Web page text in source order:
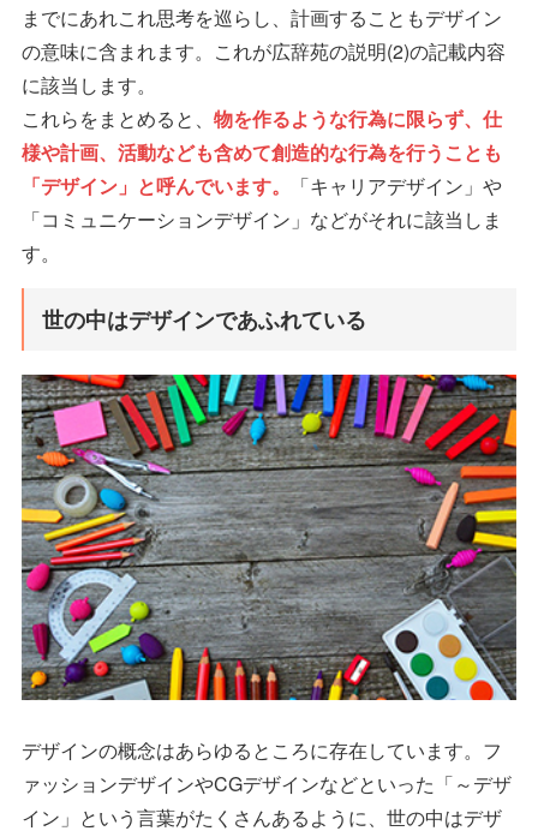
までにあれこれ思考を巡らし、計画することもデザイン
の意味に含まれます。これが広辞苑の説明(2)の記載内容
に該当します。
これらをまとめると、 物を作るような行為に限らず、仕
様や計画、活動なども含めて創造的な行為を行うことも
「デザイン」と呼んでいます。
「キャリアデザイン」や
「コミュニケーションデザイン」などがそれに該当しま
す。
世の中はデザインであふれている
デザインの概念はあらゆるところに存在しています。フ
ァッションデザインやCGデザインなどといった「～デザ
イン」という言葉がたくさんあるように、世の中はデザ